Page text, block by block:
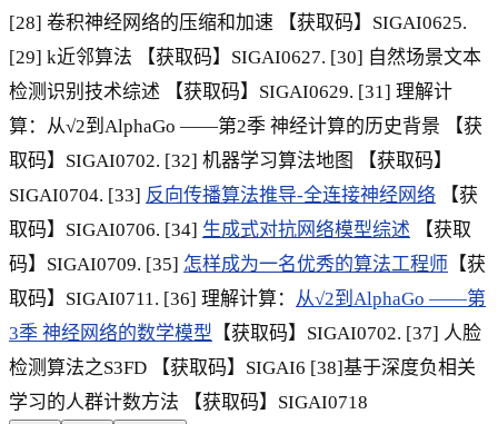
[28] 卷积神经网络的压缩和加速 【获取码】SIGAI0625.
[29] k近邻算法 【获取码】SIGAI0627. [30] 自然场景文本
检测识别技术综述 【获取码】SIGAI0629. [31] 理解计
算：从√2到AlphaGo ——第2季 神经计算的历史背景 【获
取码】SIGAI0702. [32] 机器学习算法地图 【获取码】
SIGAI0704. [33] 反向传播算法推导-全连接神经网络 【获
取码】SIGAI0706. [34] 生成式对抗网络模型综述 【获取
码】SIGAI0709. [35] 怎样成为一名优秀的算法工程师 【获
取码】SIGAI0711. [36] 理解计算： 从√2到AlphaGo ——第
3季 神经网络的数学模型 【获取码】SIGAI0702. [37] 人脸
检测算法之S3FD 【获取码】SIGAI6 [38]基于深度负相关
学习的人群计数方法 【获取码】SIGAI0718